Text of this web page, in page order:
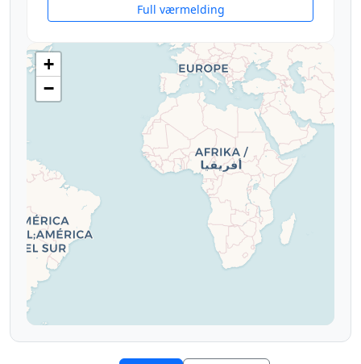
Full værmelding
+
−